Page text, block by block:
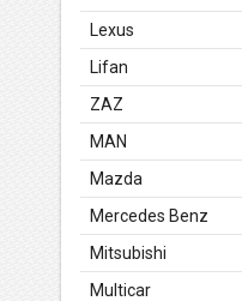
Lexus
Lifan
ZAZ
MAN
Mazda
Mercedes Benz
Mitsubishi
Multicar